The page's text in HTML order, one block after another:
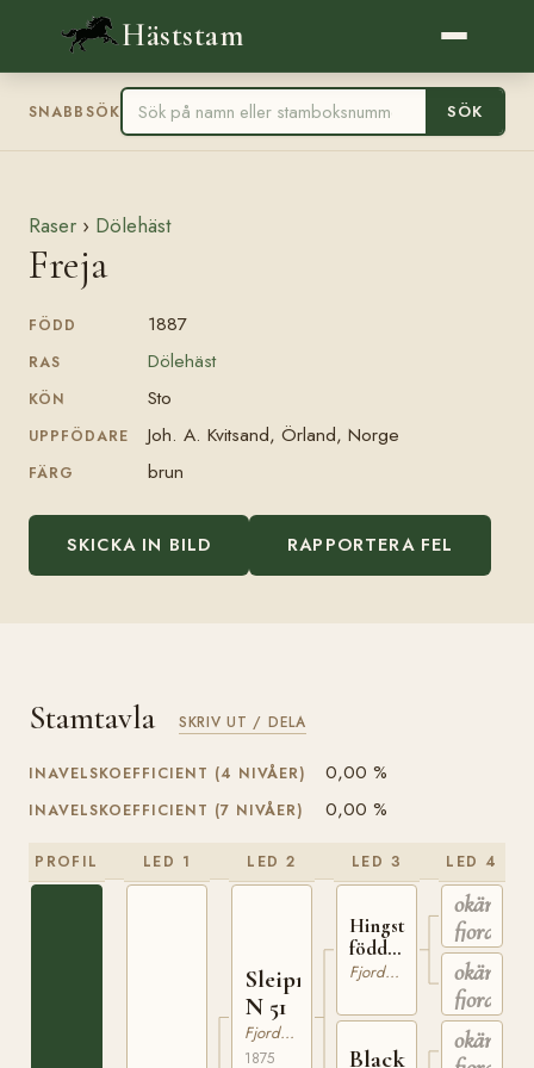
Häststam
SNABBSÖK SÖK
Raser › Dölehäst
Freja
FÖDD 1887
RAS Dölehäst
KÖN Sto
UPPFÖDARE Joh. A. Kvitsand, Örland, Norge
FÄRG brun
SKICKA IN BILD RAPPORTERA FEL
Stamtavla SKRIV UT / DELA
INAVELSKOEFFICIENT (4 NIVÅER) 0,00 %
INAVELSKOEFFICIENT (7 NIVÅER) 0,00 %
PROFIL LED 1 LED 2
Sleipner
N 51
Fjordhäst
1875
LED 3
Hingst
född i
StrynFjordhäst
Blackt
LED 4
okänd
okänt
fjordsto
okänd